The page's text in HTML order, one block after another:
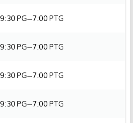
9:30 PG–7:00 PTG
9:30 PG–7:00 PTG
9:30 PG–7:00 PTG
9:30 PG–7:00 PTG